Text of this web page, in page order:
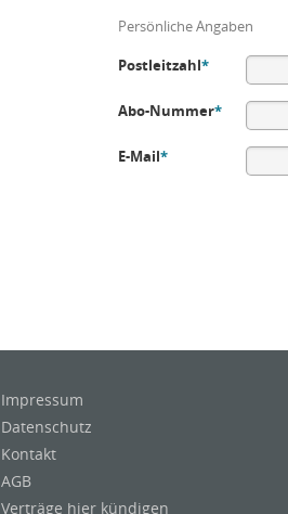
Persönliche Angaben
Postleitzahl*
Abo-Nummer*
E-Mail*
Impressum
Datenschutz
Kontakt
AGB
Verträge hier kündigen